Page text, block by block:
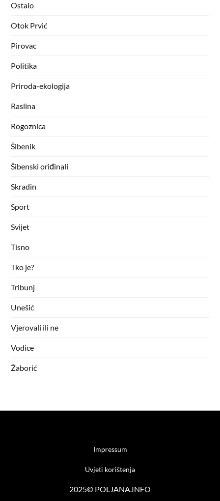
Ostalo
Otok Prvić
Pirovac
Politika
Priroda-ekologija
Raslina
Rogoznica
Šibenik
Šibenski oriđinali
Skradin
Sport
Svijet
Tisno
Tko je?
Tribunj
Unešić
Vjerovali ili ne
Vodice
Žaborić
Impressum
Uvjeti korištenja
2025© POLJANA.INFO